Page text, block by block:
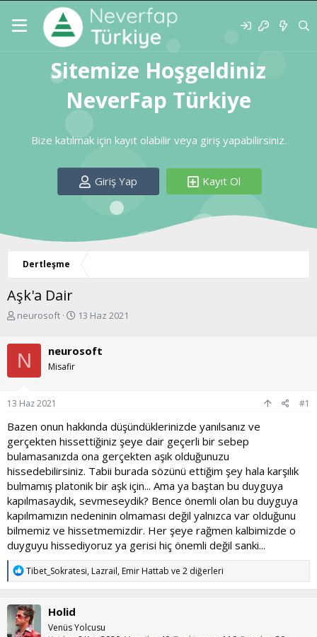
Sitemize Hoşgeldiniz
NeverFap Türkiye
Bize katılmak için kayıt olabilir veya giriş yapabilirsiniz.
Giriş Yap Kayıt Ol
Dertleşme
Aşk'a Dair
K
u
y
u
a
l
a
t
a
n
neurosoft
B
l
t
a
r
i
i
13 Haz 2021
N neurosoft
Misafir
13 Haz 2021 #1
Bazen onun hakkında düşündüklerinizde yanılsanız ve
gerçekten hissettiğiniz şeye dair geçerli bir sebep
bulamasanızda ona gerçekten aşık olduğunuzu
hissedebilirsiniz. Tabii burada sözünü ettiğim şey hala karşılık
bulmamış platonik bir aşk için... Ama ya baştan bu duyguya
kapılmasaydık, sevmeseydik? Bence önemli olan bu duyguya
kapılmamızın nedeninin olmaması değil yalnızca var olduğunu
bilmemiz ve hissetmemizdir. Her şeye rağmen kalbimizde o
duyguyu hissediyoruz ya gerisi hiç önemli değil sanki...
T
p
k
i
l
Tibet_Sokratesi,Lazrail,Emir Hattab ve 2 diğerleri
Holid
Venüs Yolcusu